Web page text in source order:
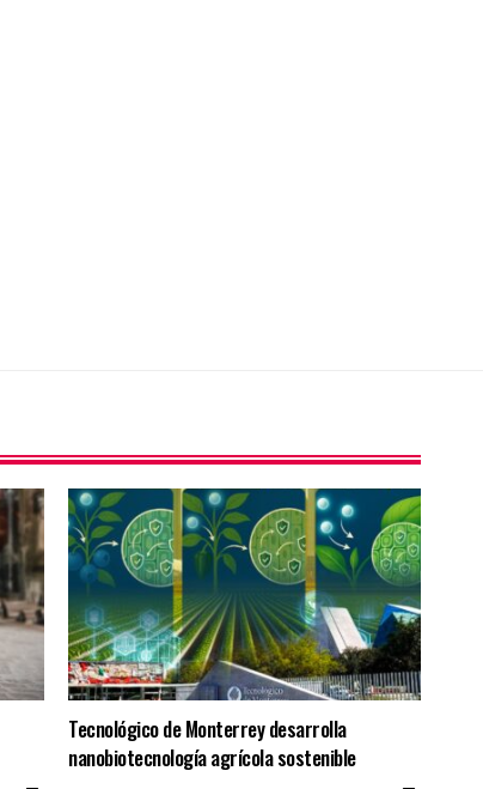
Tecnológico de Monterrey desarrolla
nanobiotecnología agrícola sostenible